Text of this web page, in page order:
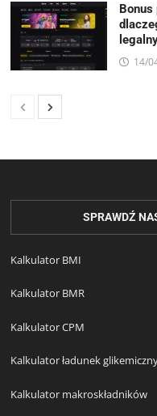
Bonus
14/
SPRAWDŹ
Kalkulator BMI
Kalkulator BMR
Kalkulator CPM
Kalkulator ładunek
Kalkulator makroskładników